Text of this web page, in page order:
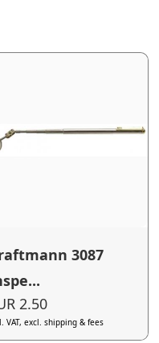
3087
2.50
VAT, excl. shipping & fees